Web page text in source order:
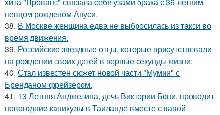
певцом рожденом Ануси.
38. В Москве женщина едва не выбросилась из такси во
время движения.
39. Российские звездные отцы, которые присутствовали
на рождении своих детей в первые секунды жизни:
40. Стал известен сюжет новой части "Мумии" с
Бренданом фрейзером.
41. 13-Летняя Анджелина, дочь Виктории Бони, проводит
новогодние каникулы в Таиланде вместе с папой -